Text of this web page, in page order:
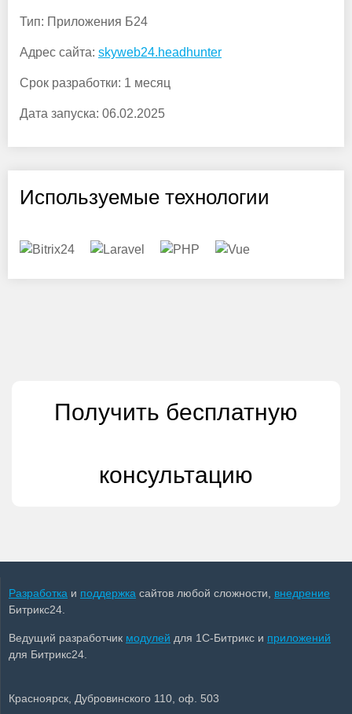
Тип: Приложения Б24
Адрес сайта: skyweb24.headhunter
Срок разработки: 1 месяц
Дата запуска: 06.02.2025
Используемые технологии
Получить бесплатную
консультацию
Разработка и поддержка сайтов любой сложности, внедрение
Битрикс24.
Ведущий разработчик модулей для 1С-Битрикс и приложений
для Битрикс24.
Красноярск, Дубровинского 110, оф. 503